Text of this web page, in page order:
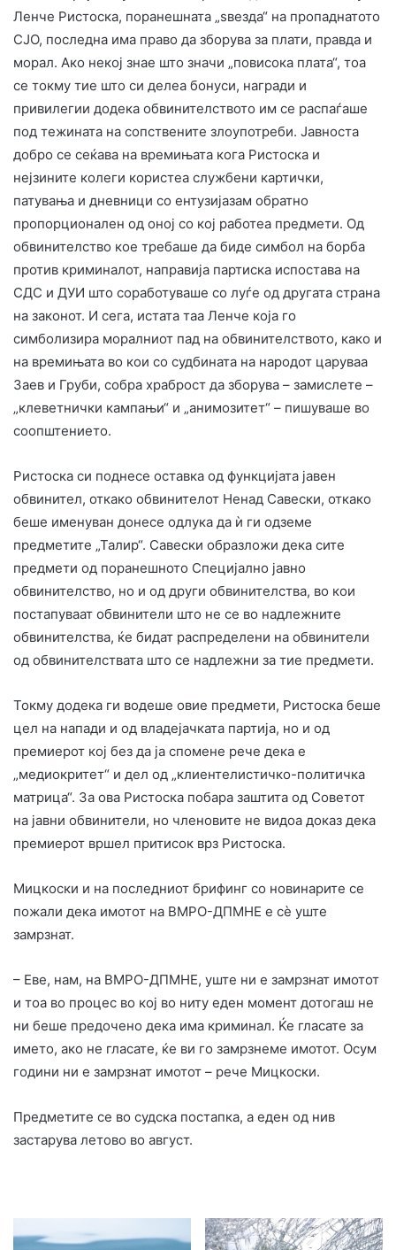
Ленче Ристоска, поранешната „ѕвезда“ на пропаднатото
СЈО, последна има право да зборува за плати, правда и
морал. Ако некој знае што значи „повисока плата“, тоа
се токму тие што си делеа бонуси, награди и
привилегии додека обвинителството им се распаѓаше
под тежината на сопствените злоупотреби. Јавноста
добро се сеќава на времињата кога Ристоска и
нејзините колеги користеа службени картички,
патувања и дневници со ентузијазам обратно
пропорционален од оној со кој работеа предмети. Од
обвинителство кое требаше да биде симбол на борба
против криминалот, направија партиска испостава на
СДС и ДУИ што соработуваше со луѓе од другата страна
на законот. И сега, истата таа Ленче која го
симболизира моралниот пад на обвинителството, како и
на времињата во кои со судбината на народот царуваа
Заев и Груби, собра храброст да зборува – замислете –
„клеветнички кампањи“ и „анимозитет“ – пишуваше во
соопштението.
Ристоска си поднесе оставка од функцијата јавен
обвинител, откако обвинителот Ненад Савески, откако
беше именуван донесе одлука да ѝ ги одземе
предметите „Талир“. Савески образложи дека сите
предмети од поранешното Специјално јавно
обвинителство, но и од други обвинителства, во кои
постапуваат обвинители што не се во надлежните
обвинителства, ќе бидат распределени на обвинители
од обвинителствата што се надлежни за тие предмети.
Токму додека ги водеше овие предмети, Ристоска беше
цел на напади и од владејачката партија, но и од
премиерот кој без да ја спомене рече дека е
„медиокритет“ и дел од „клиентелистичко-политичка
матрица“. За ова Ристоска побара заштита од Советот
на јавни обвинители, но членовите не видоа доказ дека
премиерот вршел притисок врз Ристоска.
Мицкоски и на последниот брифинг со новинарите се
пожали дека имотот на ВМРО-ДПМНЕ е сè уште
замрзнат.
– Еве, нам, на ВМРО-ДПМНЕ, уште ни е замрзнат имотот
и тоа во процес во кој во ниту еден момент дотогаш не
ни беше предочено дека има криминал. Ќе гласате за
името, ако не гласате, ќе ви го замрзнеме имотот. Осум
години ни е замрзнат имотот – рече Мицкоски.
Предметите се во судска постапка, а еден од нив
застарува летово во август.